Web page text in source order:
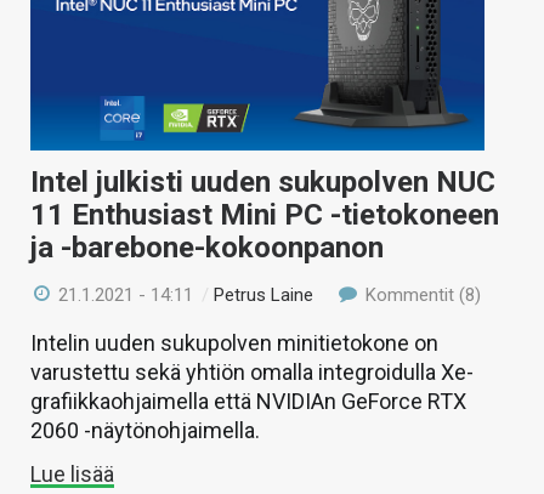
Intel julkisti uuden sukupolven NUC
11 Enthusiast Mini PC -tietokoneen
ja -barebone-kokoonpanon
21.1.2021 - 14:11 /Petrus Laine Kommentit (8)
Intelin uuden sukupolven minitietokone on
varustettu sekä yhtiön omalla integroidulla Xe-
grafiikkaohjaimella että NVIDIAn GeForce RTX
2060 -näytönohjaimella.
Lue lisää